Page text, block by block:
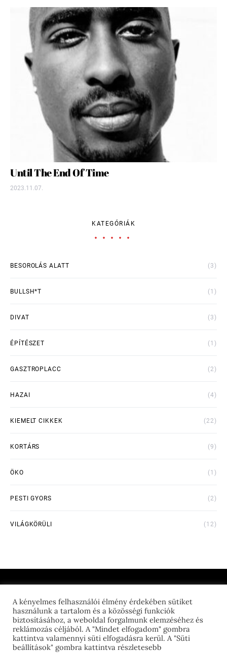
Until The End Of Time
2023.11.07.
KATEGÓRIÁK
BESOROLÁS ALATT (3)
BULLSH*T (1)
DIVAT (3)
ÉPÍTÉSZET (1)
GASZTROPLACC (2)
HAZAI (4)
KIEMELT CIKKEK (22)
KORTÁRS (9)
ÖKO (1)
PESTI GYORS (2)
VILÁGKÖRÜLI (12)
THE FEED GEEK
A kényelmes felhasználói élmény érdekében sütiket
használunk a tartalom és a közösségi funkciók
biztosításához, a weboldal forgalmunk elemzéséhez és
reklámozás céljából. A "Mindet elfogadom" gombra
kattintva valamennyi süti elfogadásra kerül. A "Süti
beállítások" gombra kattintva részletesebb